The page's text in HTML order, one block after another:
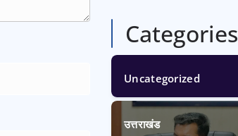
Categories
Uncategorized
उत्तराखंड